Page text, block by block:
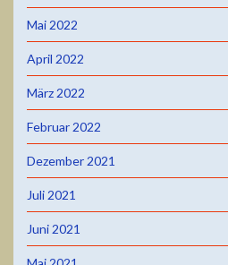
Mai 2022
April 2022
März 2022
Februar 2022
Dezember 2021
Juli 2021
Juni 2021